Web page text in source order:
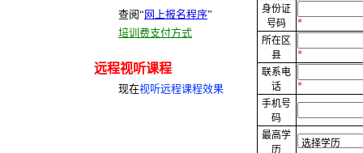
查阅“网上报名程序”
培训费支付方式
远程视听课程
现在视听远程课程效果
身份证
号码
*
所在区
县
*
联系电
话
*
手机号
码
最高学
历